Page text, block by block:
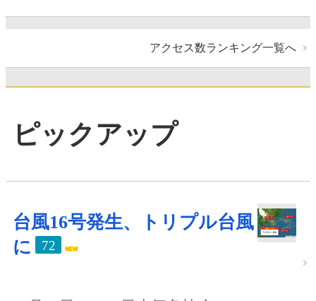
アクセス数ランキング一覧へ
ピックアップ
台風16号発生、トリプル台風
に
72